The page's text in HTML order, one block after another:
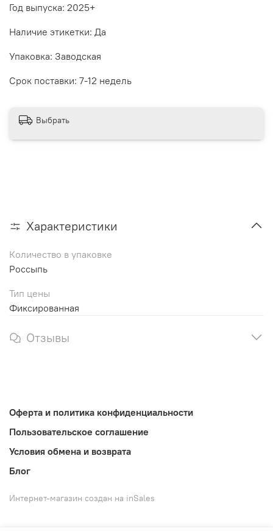
Год выпуска: 2025+
Наличие этикетки: Да
Упаковка: Заводская
Срок поставки: 7-12 недель
Выбрать
Характеристики
Количество в упаковке
Россыпь
Тип цены
Фиксированная
Отзывы
Оферта и политика конфиденциальности
Пользовательское соглашение
Условия обмена и возврата
Блог
Интернет-магазин создан на inSales